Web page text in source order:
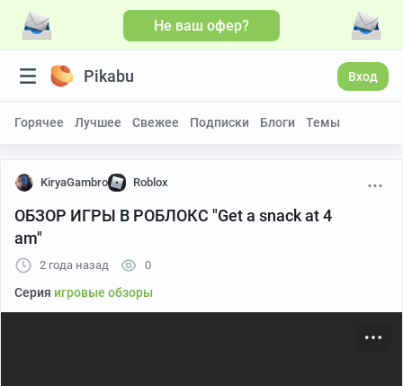
Не ваш офер?
Pikabu Вход
Горячее Лучшее Свежее Подписки Блоги Темы
KiryaGambro Roblox
ОБЗОР ИГРЫ В РОБЛОКС "Get a snack at 4
am"
2 года назад 0
Серия игровые обзоры
Больше видео